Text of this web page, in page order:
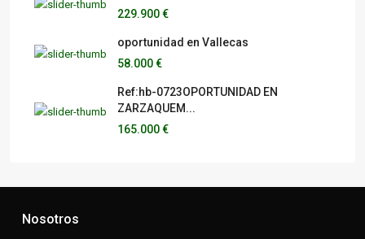
229.900 €
oportunidad en Vallecas
58.000 €
Ref:hb-0723OPORTUNIDAD EN
ZARZAQUEM...
165.000 €
Nosotros